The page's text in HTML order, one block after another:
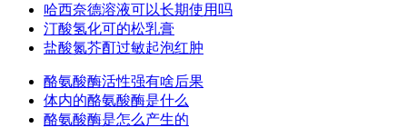
哈西奈德溶液可以长期使用吗
汀酸氢化可的松乳膏
盐酸氮芥酊过敏起泡红肿
酪氨酸酶活性强有啥后果
体内的酪氨酸酶是什么
酪氨酸酶是怎么产生的